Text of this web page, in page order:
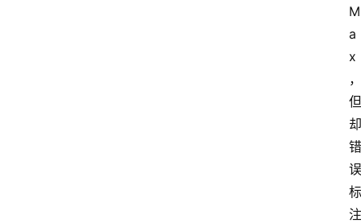
M
a
x
，
但
却
错
误
标
注